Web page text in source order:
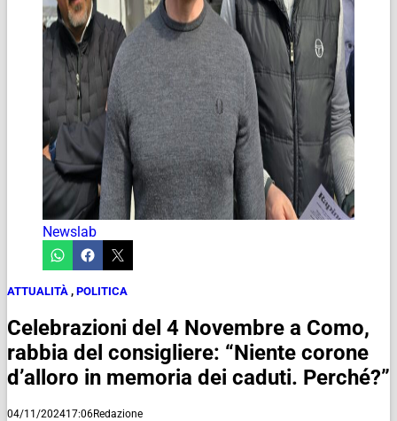
Newslab
ATTUALITÀ , POLITICA
Celebrazioni del 4 Novembre a Como,
rabbia del consigliere: “Niente corone
d’alloro in memoria dei caduti. Perché?”
04/11/202417:06Redazione